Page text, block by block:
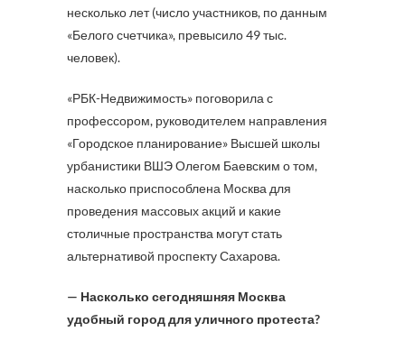
несколько лет (число участников, по данным
«Белого счетчика», превысило 49 тыс.
человек).
«РБК-Недвижимость» поговорила с
профессором, руководителем направления
«Городское планирование» Высшей школы
урбанистики ВШЭ Олегом Баевским о том,
насколько приспособлена Москва для
проведения массовых акций и какие
столичные пространства могут стать
альтернативой проспекту Сахарова.
— Насколько сегодняшняя Москва
удобный город для уличного протеста?